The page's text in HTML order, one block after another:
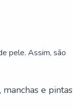
pele. Assim, são
e pintas